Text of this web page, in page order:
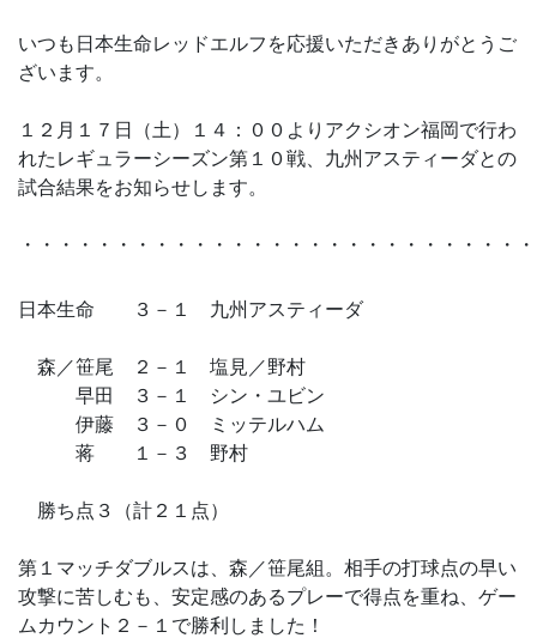
いつも日本生命レッドエルフを応援いただきありがとうご
ざいます。
１２月１７日（土）１４：００よりアクシオン福岡で行わ
れたレギュラーシーズン第１０戦、九州アスティーダとの
試合結果をお知らせします。
・・・・・・・・・・・・・・・・・・・・・・・・・
日本生命 ３－１ 九州アスティーダ
森／笹尾 ２－１ 塩見／野村
早田 ３－１ シン・ユビン
伊藤 ３－０ ミッテルハム
蒋 １－３ 野村
勝ち点３（計２１点）
第１マッチダブルスは、森／笹尾組。相手の打球点の早い
攻撃に苦しむも、安定感のあるプレーで得点を重ね、ゲー
ムカウント２－１で勝利しました！